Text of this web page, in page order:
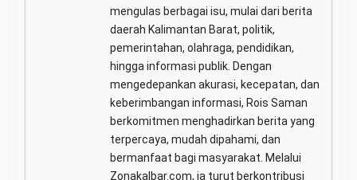
mengulas berbagai isu, mulai dari berita
daerah Kalimantan Barat, politik,
pemerintahan, olahraga, pendidikan,
hingga informasi publik. Dengan
mengedepankan akurasi, kecepatan, dan
keberimbangan informasi, Rois Saman
berkomitmen menghadirkan berita yang
terpercaya, mudah dipahami, dan
bermanfaat bagi masyarakat. Melalui
Zonakalbar.com, ia turut berkontribusi